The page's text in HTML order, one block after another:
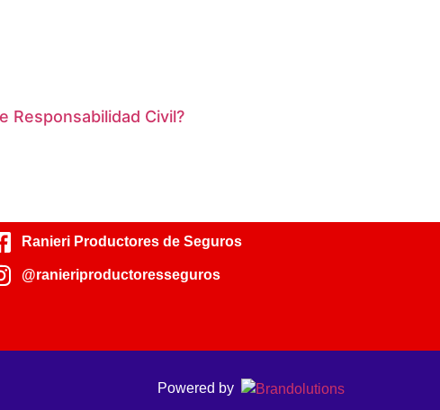
Responsabilidad Civil?
Ranieri Productores de Seguros
@ranieriproductoresseguros
Powered by